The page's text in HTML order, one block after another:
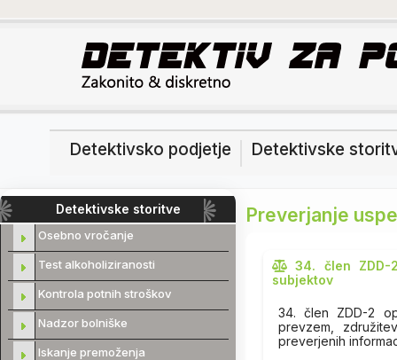
Detektivsko podjetje Detektivske
Detektivske storitve
Osebno vročanje
Test alkoholiziranosti
Kontrola potnih stroškov
Nadzor bolniške
Iskanje premoženja
Preverjanje
34. člen ZDD-
subjektov
34. člen ZDD-2
prevzem,
preverjenih